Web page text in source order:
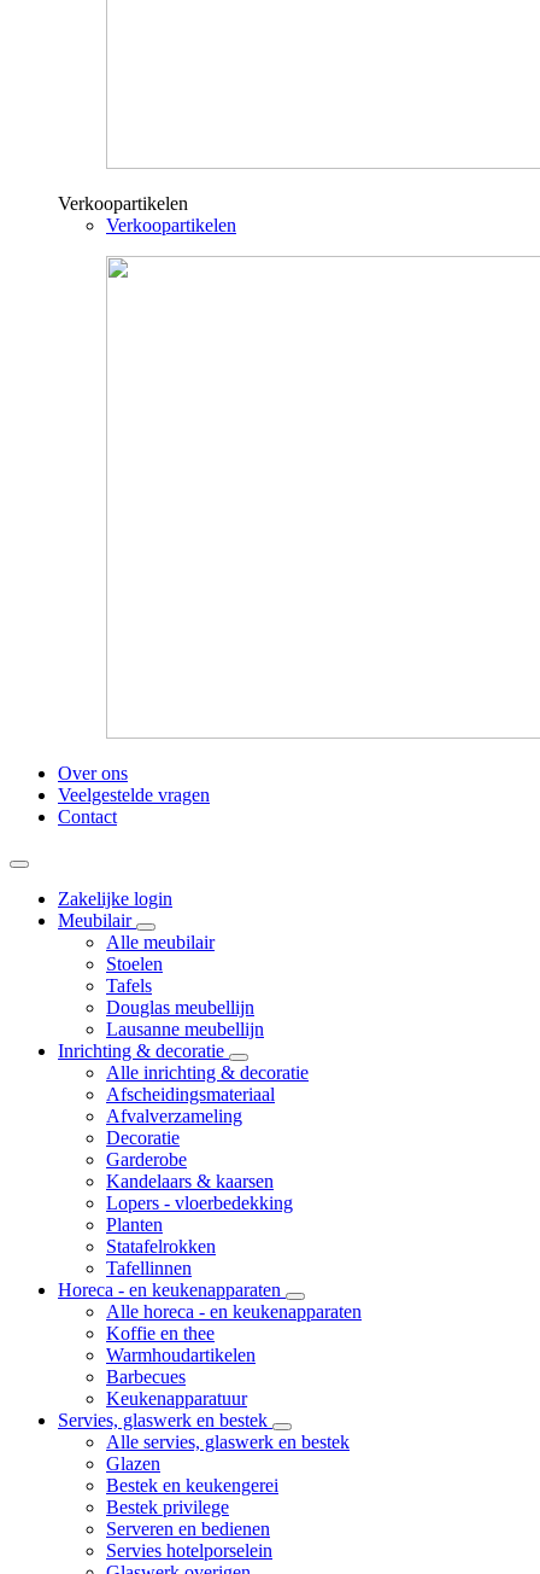
Verkoopartikelen
Verkoopartikelen
Over ons
Veelgestelde vragen
Contact
Zakelijke login
Meubilair
Alle meubilair
Stoelen
Tafels
Douglas meubellijn
Lausanne meubellijn
Inrichting & decoratie
Alle inrichting & decoratie
Afscheidingsmateriaal
Afvalverzameling
Decoratie
Garderobe
Kandelaars & kaarsen
Lopers - vloerbedekking
Planten
Statafelrokken
Tafellinnen
Horeca - en keukenapparaten
Alle horeca - en keukenapparaten
Koffie en thee
Warmhoudartikelen
Barbecues
Keukenapparatuur
Servies, glaswerk en bestek
Alle servies, glaswerk en bestek
Glazen
Bestek en keukengerei
Bestek privilege
Serveren en bedienen
Servies hotelporselein